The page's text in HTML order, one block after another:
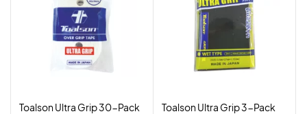
Toalson Ultra Grip 30-Pack
Toalson Ultra Grip 3-Pack